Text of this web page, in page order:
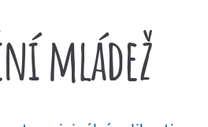
mládež